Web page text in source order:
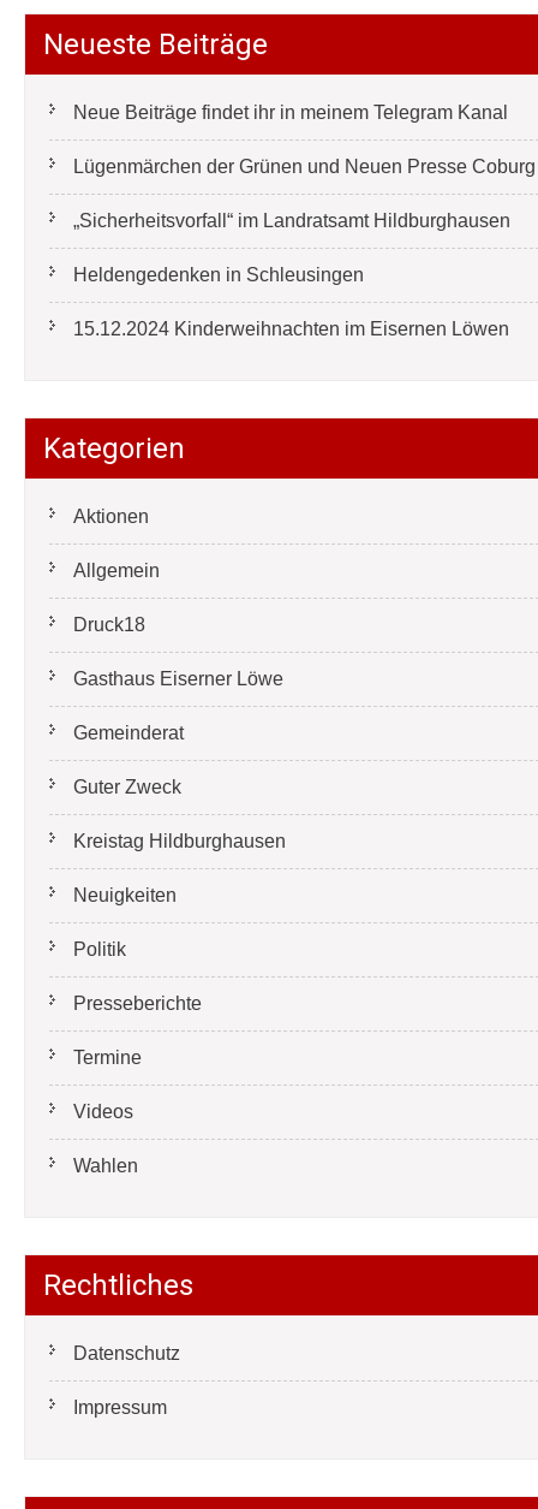
Neueste Beiträge
Neue Beiträge findet ihr in meinem Telegram Kanal
Lügenmärchen der Grünen und Neuen Presse
„Sicherheitsvorfall“ im Landratsamt Hildburghausen
Heldengedenken in Schleusingen
15.12.2024 Kinderweihnachten im Eisernen Löwen
Kategorien
Aktionen
Allgemein
Druck18
Gasthaus Eiserner Löwe
Gemeinderat
Guter Zweck
Kreistag Hildburghausen
Neuigkeiten
Politik
Presseberichte
Termine
Videos
Wahlen
Rechtliches
Datenschutz
Impressum